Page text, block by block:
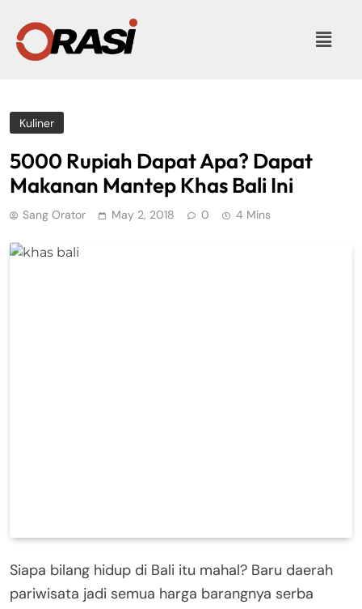
Kuliner
5000 Rupiah Dapat Apa? Dapat
Makanan Mantep Khas Bali Ini
Sang Orator May 2, 2018 0 4 Mins
Siapa bilang hidup di Bali itu mahal? Baru daerah
pariwisata jadi semua harga barangnya serba